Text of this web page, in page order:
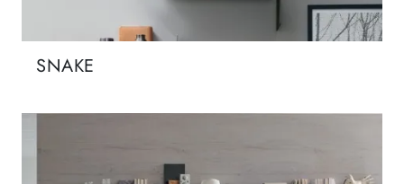
SNAKE